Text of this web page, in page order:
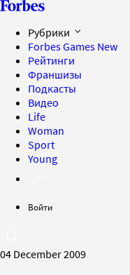
Рубрики
Forbes Games New
Рейтинги
Франшизы
Подкасты
Видео
Life
Woman
Sport
Young
Войти
04 December 2009